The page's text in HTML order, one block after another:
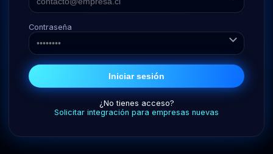
Contraseña
Iniciar sesión
¿No tienes acceso?
Solicitar integración para empresas nuevas